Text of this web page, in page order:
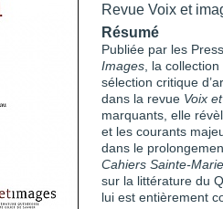
Revue Voix et
Résumé
Publiée par les
Images, la
sélection critique
dans la revue Voix
marquants, elle
et les courants
dans le
Cahiers Sainte-
sur la littérature du
lui est entièrement